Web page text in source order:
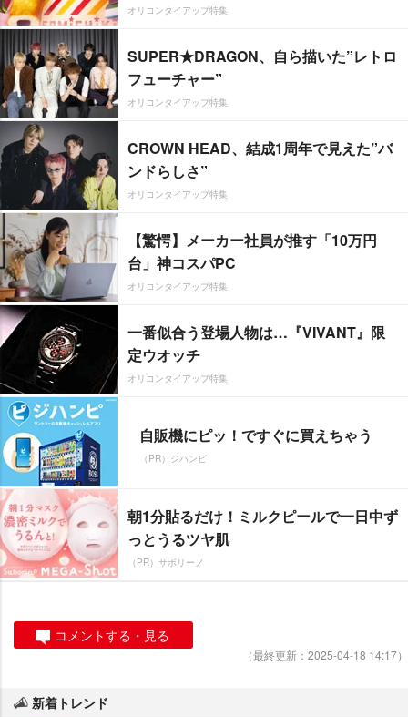
オリコンタイアップ特集
SUPER★DRAGON、自ら描いた”レトロ
フューチャー”
オリコンタイアップ特集
CROWN HEAD、結成1周年で見えた”バ
ンドらしさ”
オリコンタイアップ特集
【驚愕】メーカー社員が推す「10万円
台」神コスパPC
オリコンタイアップ特集
一番似合う登場人物は…『VIVANT』限
定ウオッチ
オリコンタイアップ特集
自販機にピッ！ですぐに買えちゃう
（PR）ジハンピ
朝1分貼るだけ！ミルクピールで一日中ず
っとうるツヤ肌
（PR）サボリーノ
コメントする・見る
（最終更新：2025-04-18 14:17）
新着トレンド